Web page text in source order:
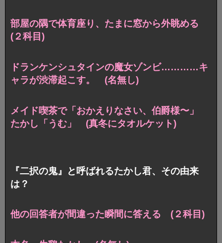
部屋の隅で体育座り、たまに窓から外眺める
(２科目)
ドランケンシュタインの魔女ゾンビ…………キ
ャラが渋滞起こす。 (名無し)
メイド喫茶で「おかえりなさい、伯爵様〜」
たかし「うむ」 (真冬にタオルケット)
『二択の鬼』と呼ばれるたかし君、その由来
は？
他の回答者が間違った瞬間に答える (２科目)